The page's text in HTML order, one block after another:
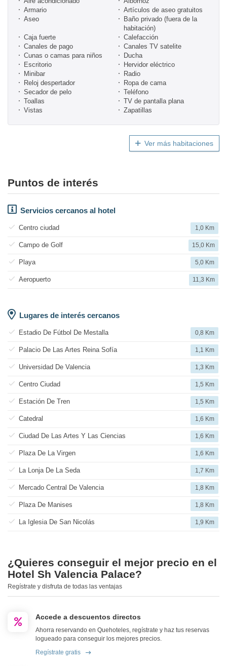
Armario
Artículos de aseo gratuitos
Aseo
Baño privado (fuera de la
habitación)
Caja fuerte
Calefacción
Canales de pago
Canales TV satelite
Cunas o camas para niños
Ducha
Escritorio
Hervidor eléctrico
Minibar
Radio
Reloj despertador
Ropa de cama
Secador de pelo
Teléfono
Toallas
TV de pantalla plana
Vistas
Zapatillas
Ver más habitaciones
Puntos de interés
Servicios cercanos al hotel
Centro ciudad 1,0 Km
Campo de Golf 15,0 Km
Playa 5,0 Km
Aeropuerto 11,3 Km
Lugares de interés cercanos
Estadio De Fútbol De Mestalla 0,8 Km
Palacio De Las Artes Reina Sofía 1,1 Km
Universidad De Valencia 1,3 Km
Centro Ciudad 1,5 Km
Estación De Tren 1,5 Km
Catedral 1,6 Km
Ciudad De Las Artes Y Las Ciencias 1,6 Km
Plaza De La Virgen 1,6 Km
La Lonja De La Seda 1,7 Km
Mercado Central De Valencia 1,8 Km
Plaza De Manises 1,8 Km
La Iglesia De San Nicolás 1,9 Km
¿Quieres conseguir el mejor precio en el
Hotel Sh Valencia Palace?
Regístrate y disfruta de todas las ventajas
Accede a descuentos directos
Ahorra reservando en Quehoteles, regístrate y haz tus reservas
logueado para conseguir los mejores precios.
Regístrate gratis